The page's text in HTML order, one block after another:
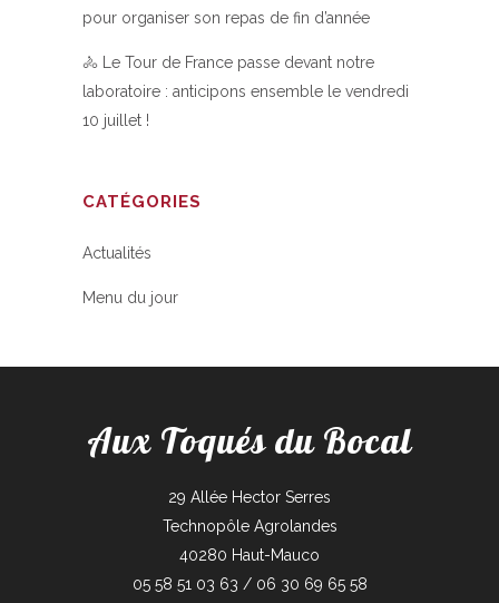
pour organiser son repas de fin d’année
🚴 Le Tour de France passe devant notre
laboratoire : anticipons ensemble le vendredi
10 juillet !
CATÉGORIES
Actualités
Menu du jour
Aux Toqués du Bocal
29 Allée Hector Serres
Technopôle Agrolandes
40280 Haut-Mauco
05 58 51 03 63 / 06 30 69 65 58